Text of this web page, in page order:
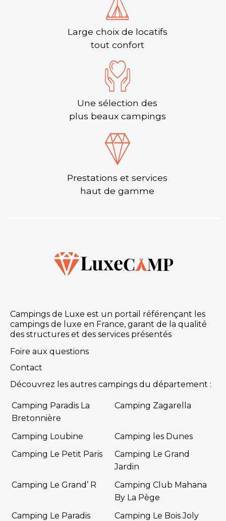
Large choix de locatifs
tout confort
Une sélection des
plus beaux campings
Prestations et services
haut de gamme
Campings de Luxe est un portail référençant les
campings de luxe en France, garant de la qualité
des structures et des services présentés
Foire aux questions
Contact
Découvrez les autres campings du département :
Camping Paradis La
Bretonnière
Camping Zagarella
Camping Loubine
Camping les Dunes
Camping Le Petit Paris
Camping Le Grand
Jardin
Camping Le Grand’ R
Camping Club Mahana
By La Pège
Camping Le Paradis
Camping Le Bois Joly